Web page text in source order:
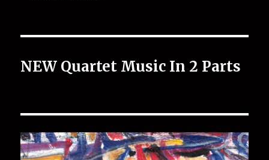
NEW Quartet Music In 2 Parts